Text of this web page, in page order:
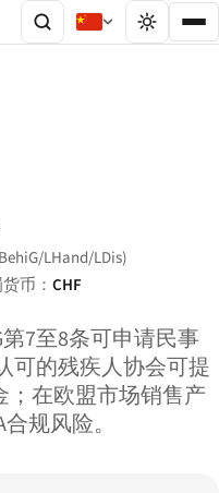
LHand/LDis)
币： CHF
7至8条可申请民事
可的残疾人协会可提
；在欧盟市场销售产
规风险。